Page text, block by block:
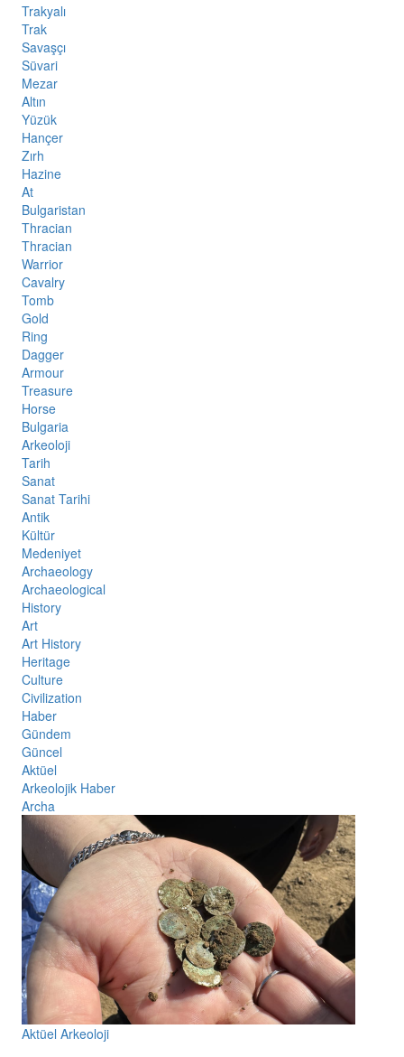
Trakyalı
Trak
Savaşçı
Süvari
Mezar
Altın
Yüzük
Hançer
Zırh
Hazine
At
Bulgaristan
Thracian
Thracian
Warrior
Cavalry
Tomb
Gold
Ring
Dagger
Armour
Treasure
Horse
Bulgaria
Arkeoloji
Tarih
Sanat
Sanat Tarihi
Antik
Kültür
Medeniyet
Archaeology
Archaeological
History
Art
Art History
Heritage
Culture
Civilization
Haber
Gündem
Güncel
Aktüel
Arkeolojik Haber
Archa
Aktüel Arkeoloji